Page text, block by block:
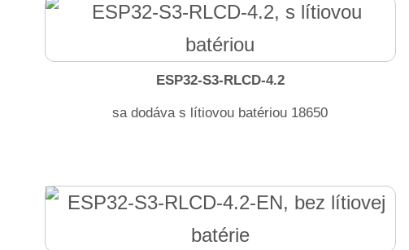
ESP32-S3-RLCD-4.2
sa dodáva s lítiovou batériou 18650